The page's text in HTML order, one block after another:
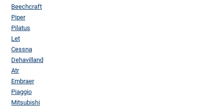
Beechcraft
Piper
Pilatus
Let
Cessna
Dehavilland
Atr
Embraer
Piaggio
Mitsubishi